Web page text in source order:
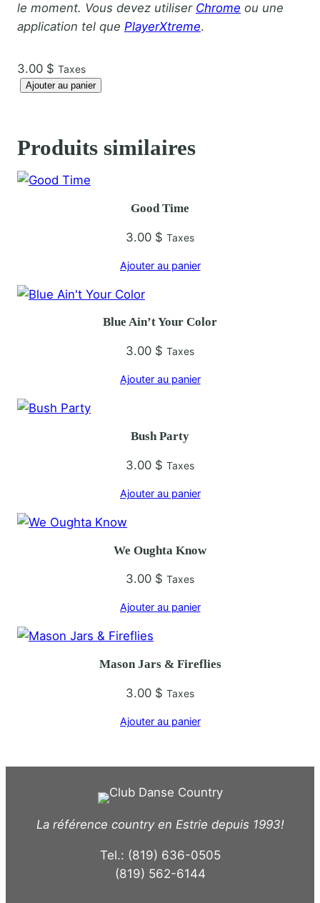
le moment. Vous devez utiliser Chrome ou une
application tel que PlayerXtreme.
3.00 $ Taxes
n
i
h
l
Ajouter au panier
Produits similaires
Good Time
3.00 $ Taxes
Ajouter au panier
Blue Ain’t Your Color
3.00 $ Taxes
Ajouter au panier
Bush Party
3.00 $ Taxes
Ajouter au panier
We Oughta Know
3.00 $ Taxes
Ajouter au panier
Mason Jars & Fireflies
3.00 $ Taxes
Ajouter au panier
La référence country en Estrie depuis 1993!
Tel.: (819) 636-0505
(819) 562-6144